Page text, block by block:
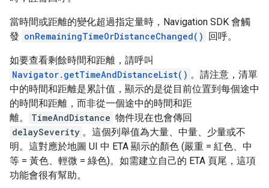
當時間或距離的變化超過指定量時，Navigation SDK 會觸
發 onRemainingTimeOrDistanceChanged() 回呼。
如要查看剩餘時間和距離，請呼叫
Navigator.getTimeAndDistanceList() 。請注意，清單
中的時間和距離是累計值，顯示的是從目前位置到每個途中
的時間和距離，而非從一個途中的時間和距
離。
TimeAndDistance 物件現在也會傳回
delaySeverity 。這個列舉值為大量、中量、少量或不
明。這對應於地圖 UI 中 ETA 顯示的顏色 (嚴重 = 紅色、中
等 = 黃色、輕微 = 綠色)。如需建立自己的 ETA 頁尾，這項
功能會很有幫助。